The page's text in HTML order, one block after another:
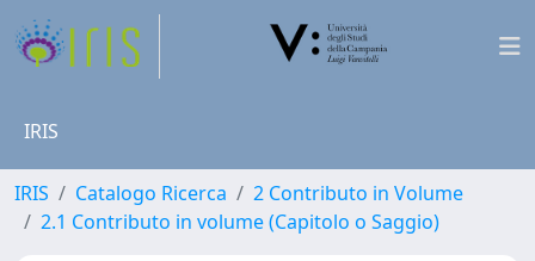
IRIS
IRIS Catalogo Ricerca
2 Contributo in Volume
2.1 Contributo in volume (Capitolo o Saggio)